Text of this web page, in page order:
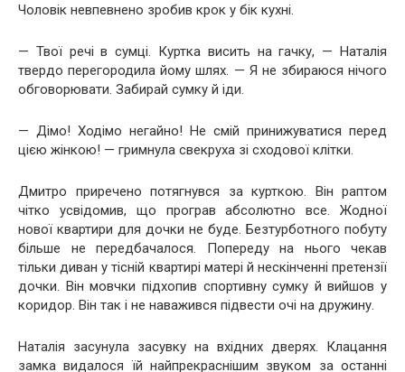
Чоловік невпевнено зробив крок у бік кухні.
— Твої речі в сумці. Куртка висить на гачку, — Наталія
твердо перегородила йому шлях. — Я не збираюся нічого
обговорювати. Забирай сумку й іди.
— Дімо! Ходімо негайно! Не смій принижуватися перед
цією жінкою! — гримнула свекруха зі сходової клітки.
Дмитро приречено потягнувся за курткою. Він раптом
чітко усвідомив, що програв абсолютно все. Жодної
нової квартири для дочки не буде. Безтурботного побуту
більше не передбачалося. Попереду на нього чекав
тільки диван у тісній квартирі матері й нескінченні претензії
дочки. Він мовчки підхопив спортивну сумку й вийшов у
коридор. Він так і не наважився підвести очі на дружину.
Наталія засунула засувку на вхідних дверях. Клацання
замка видалося їй найпрекраснішим звуком за останні